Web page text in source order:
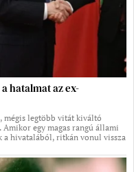
hatalmat az ex-
mégis legtöbb vitát kiváltó
Amikor egy magas rangú állami
hivatalából, ritkán vonul vissza